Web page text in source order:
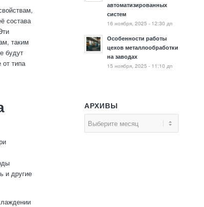
состава
таким
будут
типа
и другие
автоматизированных
систем
16 ноября, 2025 - 12:30 дп
Особенности работы
цехов металлообработки
на заводах
15 ноября, 2025 - 11:10 дп
АРХИВЫ